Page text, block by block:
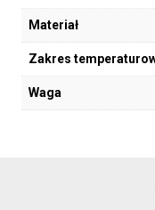
Materiał
Zakres
Waga